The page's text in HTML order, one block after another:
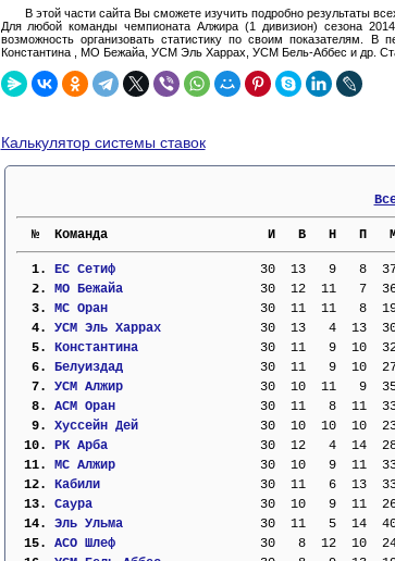
В этой части сайта Вы сможете изучить подробно результаты
Для любой команды чемпионата Алжира (1 дивизион) сезона
возможность организовать статистику по своим показателям.
Константина , МО Бежайа, УСМ Эль Харрах, УСМ Бель-Аббес и др.
Калькулятор системы ставок
№  Команда                     И   В   Н   П
  1.
ЕС Сетиф
30  13   9   8
  2.
МО Бежайа
30  12  11   7
  3.
МС Оран
30  11  11   8
  4.
УСМ Эль Харрах
30  13   4  13
  5.
Константина
30  11   9  10
  6.
Белуиздад
30  11   9  10
  7.
УСМ Алжир
30  10  11   9
  8.
АСМ Оран
30  11   8  11
  9.
Хуссейн Дей
30  10  10  10
10. РК Арба
30  12   4  14
11. МС Алжир
30  10   9  11
12. Кабили
30  11   6  13
13. Саура
30  10   9  11
14. Эль Ульма
30  11   5  14
15. АСО Шлеф
30   8  12  10